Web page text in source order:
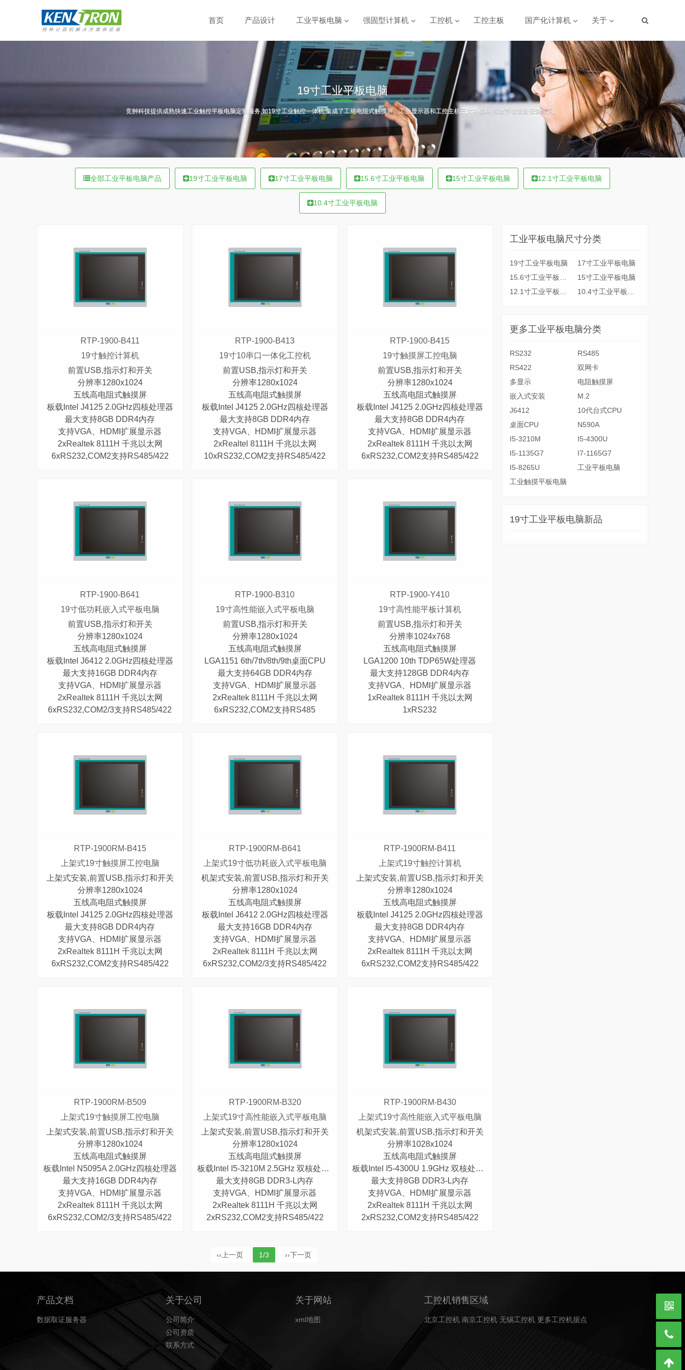
首页 产品设计 工业平板电脑 强固型计算机 工控机 工控主板 国产化计算机 关于
19寸工业平板电脑
竞翀科技提供成熟快速工业触控平板电脑定制服务,如19寸工业触控一体机,集成了工规电阻式触摸屏、工业显示器和工控主机三大块模块,有效节省设备安装空间。
全部工业平板电脑产品 19寸工业平板电脑 17寸工业平板电脑 15.6寸工业平板电脑 15寸工业平板电脑 12.1寸工业平板电脑
10.4寸工业平板电脑
RTP-1900-B411
19寸触控计算机
前置USB,指示灯和开关
分辨率1280x1024
五线高电阻式触摸屏
板载Intel J4125 2.0GHz四核处理器
最大支持8GB DDR4内存
支持VGA、HDMI扩展显示器
2xRealtek 8111H 千兆以太网
6xRS232,COM2支持RS485/422
RTP-1900-B413
19寸10串口一体化工控机
前置USB,指示灯和开关
分辨率1280x1024
五线高电阻式触摸屏
板载Intel J4125 2.0GHz四核处理器
最大支持8GB DDR4内存
支持VGA、HDMI扩展显示器
2xRealtel 8111H 千兆以太网
10xRS232,COM2支持RS485/422
RTP-1900-B415
19寸触摸屏工控电脑
前置USB,指示灯和开关
分辨率1280x1024
五线高电阻式触摸屏
板载Intel J4125 2.0GHz四核处理器
最大支持8GB DDR4内存
支持VGA、HDMI扩展显示器
2xRealtek 8111H 千兆以太网
6xRS232,COM2支持RS485/422
RTP-1900-B641
19寸低功耗嵌入式平板电脑
前置USB,指示灯和开关
分辨率1280x1024
五线高电阻式触摸屏
板载Intel J6412 2.0GHz四核处理器
最大支持16GB DDR4内存
支持VGA、HDMI扩展显示器
2xRealtek 8111H 千兆以太网
6xRS232,COM2/3支持RS485/422
RTP-1900-B310
19寸高性能嵌入式平板电脑
前置USB,指示灯和开关
分辨率1280x1024
五线高电阻式触摸屏
LGA1151 6th/7th/8th/9th桌面CPU
最大支持64GB DDR4内存
支持VGA、HDMI扩展显示器
2xRealtek 8111H 千兆以太网
6xRS232,COM2支持RS485
RTP-1900-Y410
19寸高性能平板计算机
前置USB,指示灯和开关
分辨率1024x768
五线高电阻式触摸屏
LGA1200 10th TDP65W处理器
最大支持128GB DDR4内存
支持VGA、HDMI扩展显示器
1xRealtek 8111H 千兆以太网
1xRS232
RTP-1900RM-B415
上架式19寸触摸屏工控电脑
上架式安装,前置USB,指示灯和开关
分辨率1280x1024
五线高电阻式触摸屏
板载Intel J4125 2.0GHz四核处理器
最大支持8GB DDR4内存
支持VGA、HDMI扩展显示器
2xRealtek 8111H 千兆以太网
6xRS232,COM2支持RS485/422
RTP-1900RM-B641
上架式19寸低功耗嵌入式平板电脑
机架式安装,前置USB,指示灯和开关
分辨率1280x1024
五线高电阻式触摸屏
板载Intel J6412 2.0GHz四核处理器
最大支持16GB DDR4内存
支持VGA、HDMI扩展显示器
2xRealtek 8111H 千兆以太网
6xRS232,COM2/3支持RS485/422
RTP-1900RM-B411
上架式19寸触控计算机
上架式安装,前置USB,指示灯和开关
分辨率1280x1024
五线高电阻式触摸屏
板载Intel J4125 2.0GHz四核处理器
最大支持8GB DDR4内存
支持VGA、HDMI扩展显示器
2xRealtek 8111H 千兆以太网
6xRS232,COM2支持RS485/422
RTP-1900RM-B509
上架式19寸触摸屏工控电脑
上架式安装,前置USB,指示灯和开关
分辨率1280x1024
五线高电阻式触摸屏
板载Intel N5095A 2.0GHz四核处理器
最大支持16GB DDR4内存
支持VGA、HDMI扩展显示器
2xRealtek 8111H 千兆以太网
6xRS232,COM2/3支持RS485/422
RTP-1900RM-B320
上架式19寸高性能嵌入式平板电脑
上架式安装,前置USB,指示灯和开关
分辨率1280x1024
五线高电阻式触摸屏
板载Intel I5-3210M 2.5GHz 双核处理器
最大支持8GB DDR3-L内存
支持VGA、HDMI扩展显示器
2xRealtek 8111H 千兆以太网
2xRS232,COM2支持RS485/422
RTP-1900RM-B430
上架式19寸高性能嵌入式平板电脑
机架式安装,前置USB,指示灯和开关
分辨率1028x1024
五线高电阻式触摸屏
板载Intel I5-4300U 1.9GHz 双核处理器
最大支持8GB DDR3-L内存
支持VGA、HDMI扩展显示器
2xRealtek 8111H 千兆以太网
2xRS232,COM2支持RS485/422
‹‹ 上一页 1/3 ››下一页
工业平板电脑尺寸分类
19寸工业平板电脑
17寸工业平板电脑
15寸工业平板电脑
更多工业平板电脑分类
RS232
RS485
RS422
双网卡
多显示
电阻触摸屏
嵌入式安装
M.2
J6412
10代台式CPU
桌面CPU
N590A
I5-3210M
I5-4300U
I5-1135G7
I7-1165G7
I5-8265U
工业平板电脑
工业触摸平板电脑
19寸工业平板电脑新品
产品文档
数据取证服务器
关于公司
公司简介
公司资质
联系方式
关于网站
xml地图
工控机销售区域
北京工控机 南京工控机 无锡工控机 更多工控机据点